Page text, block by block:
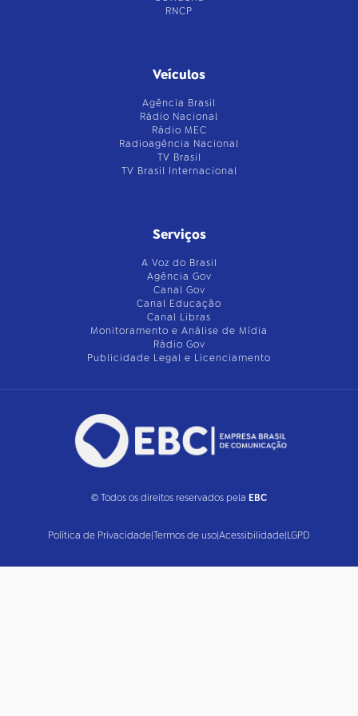
RNCP
Veículos
Agência Brasil
Rádio Nacional
Rádio MEC
Radioagência Nacional
TV Brasil
TV Brasil Internacional
Serviços
A Voz do Brasil
Agência Gov
Canal Gov
Canal Educação
Canal Libras
Monitoramento e Análise de Mídia
Rádio Gov
Publicidade Legal e Licenciamento
© Todos os direitos reservados pela EBC
Política de Privacidade|Termos de uso|Acessibilidade|LGPD